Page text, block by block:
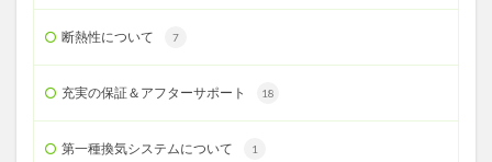
断熱性について 7
充実の保証＆アフターサポート 18
第一種換気システムについて 1